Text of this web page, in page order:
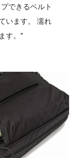
できるベルト
います。 濡れ
す。"